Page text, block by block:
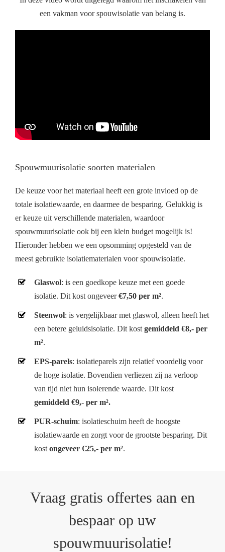
een vakman voor spouwisolatie van belang is.
Spouwmuurisolatie soorten materialen
De keuze voor het materiaal heeft een grote invloed op de
totale isolatiewaarde, en daarmee de besparing. Gelukkig is
er keuze uit verschillende materialen, waardoor
spouwmuurisolatie ook bij een klein budget mogelijk is!
Hieronder hebben we een opsomming opgesteld van de
meest gebruikte isolatiematerialen voor spouwisolatie.
Glaswol: is een goedkope keuze met een goede
isolatie. Dit kost ongeveer€7,50 per m².
Steenwol: is vergelijkbaar met glaswol, alleen heeft het
een betere geluidsisolatie. Dit kostgemiddeld €8,- per
m².
EPS-parels: isolatieparels zijn relatief voordelig voor
de hoge isolatie. Bovendien verliezen zij na verloop
van tijd niet hun isolerende waarde. Dit kost
gemiddeld €9,- per m².
PUR-schuim: isolatieschuim heeft de hoogste
isolatiewaarde en zorgt voor de grootste besparing. Dit
kostongeveer €25,- per m².
Vraag gratis offertes aan en
bespaar op uw
spouwmuurisolatie!